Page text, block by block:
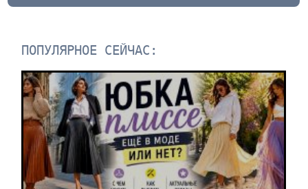
ПОПУЛЯРНОЕ СЕЙЧАС: